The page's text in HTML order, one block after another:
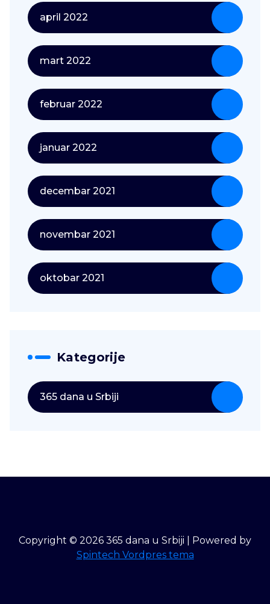
april 2022
mart 2022
februar 2022
januar 2022
decembar 2021
novembar 2021
oktobar 2021
Kategorije
365 dana u Srbiji
Copyright © 2026 365 dana u Srbiji | Powered by
Spintech Vordpres tema